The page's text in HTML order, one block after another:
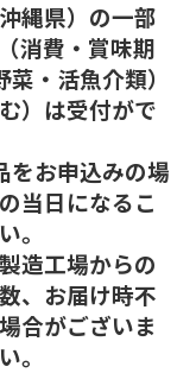
縄県）の一部
消費・賞味期
・活魚介類）
）は受付がで
お申込みの場
当日になるこ
。
造工場からの
、お届け時不
合がございま
。